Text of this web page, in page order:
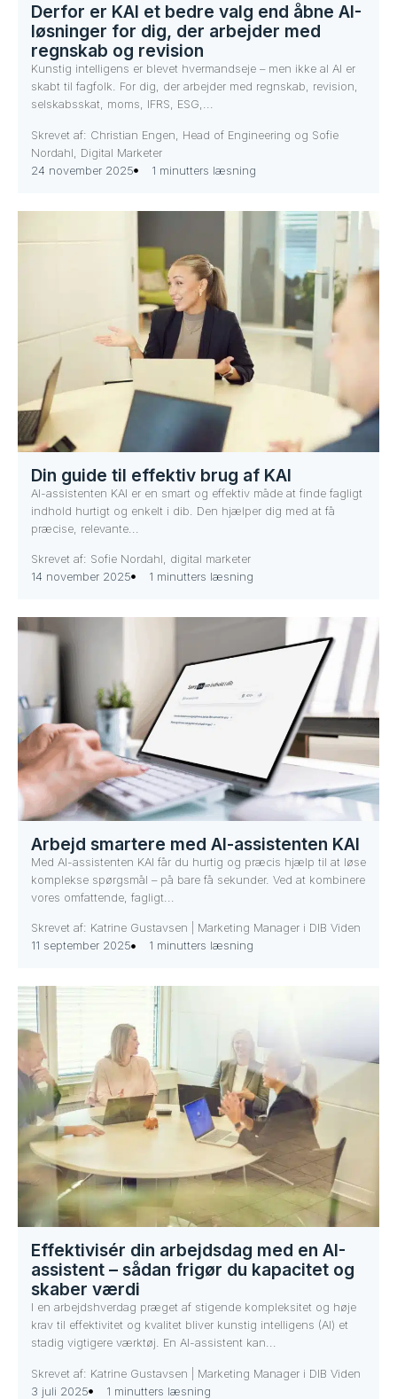
Derfor er KAI et bedre valg end åbne AI-
løsninger for dig, der arbejder med
regnskab og revision
Kunstig intelligens er blevet hvermandseje – men ikke al AI er
skabt til fagfolk. For dig, der arbejder med regnskab, revision,
selskabsskat, moms, IFRS, ESG,...
Skrevet af: Christian Engen, Head of Engineering og Sofie
Nordahl, Digital Marketer
24 november 2025
1 minutters læsning
Din guide til effektiv brug af KAI
AI-assistenten KAI er en smart og effektiv måde at finde fagligt
indhold hurtigt og enkelt i dib. Den hjælper dig med at få
præcise, relevante...
Skrevet af: Sofie Nordahl, digital marketer
14 november 2025
1 minutters læsning
Arbejd smartere med AI-assistenten KAI
Med AI-assistenten KAI får du hurtig og præcis hjælp til at løse
komplekse spørgsmål – på bare få sekunder. Ved at kombinere
vores omfattende, fagligt...
Skrevet af: Katrine Gustavsen | Marketing Manager i DIB Viden
11 september 2025
1 minutters læsning
Effektivisér din arbejdsdag med en AI-
assistent – sådan frigør du kapacitet og
skaber værdi
I en arbejdshverdag præget af stigende kompleksitet og høje
krav til effektivitet og kvalitet bliver kunstig intelligens (AI) et
stadig vigtigere værktøj. En AI-assistent kan...
Skrevet af: Katrine Gustavsen | Marketing Manager i DIB Viden
3 juli 2025
1 minutters læsning